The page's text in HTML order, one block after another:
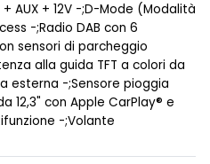
AUX + 12V -;D-Mode (Modalità
-;Radio DAB con 6
sensori di parcheggio
alla guida TFT a colori da
esterna -;Sensore pioggia
12,3" con Apple CarPlay® e
-;Volante